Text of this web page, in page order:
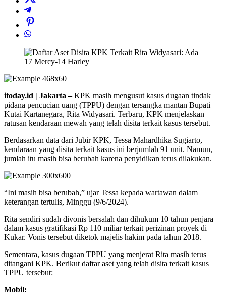
itoday.id | Jakarta –KPK masih mengusut kasus dugaan tindak
pidana pencucian uang (TPPU) dengan tersangka mantan Bupati
Kutai Kartanegara, Rita Widyasari. Terbaru, KPK menjelaskan
ratusan kendaraan mewah yang telah disita terkait kasus tersebut.
Berdasarkan data dari Jubir KPK, Tessa Mahardhika Sugiarto,
kendaraan yang disita terkait kasus ini berjumlah 91 unit. Namun,
jumlah itu masih bisa berubah karena penyidikan terus dilakukan.
“Ini masih bisa berubah,” ujar Tessa kepada wartawan dalam
keterangan tertulis, Minggu (9/6/2024).
Rita sendiri sudah divonis bersalah dan dihukum 10 tahun penjara
dalam kasus gratifikasi Rp 110 miliar terkait perizinan proyek di
Kukar. Vonis tersebut diketok majelis hakim pada tahun 2018.
Sementara, kasus dugaan TPPU yang menjerat Rita masih terus
ditangani KPK. Berikut daftar aset yang telah disita terkait kasus
TPPU tersebut:
Mobil: